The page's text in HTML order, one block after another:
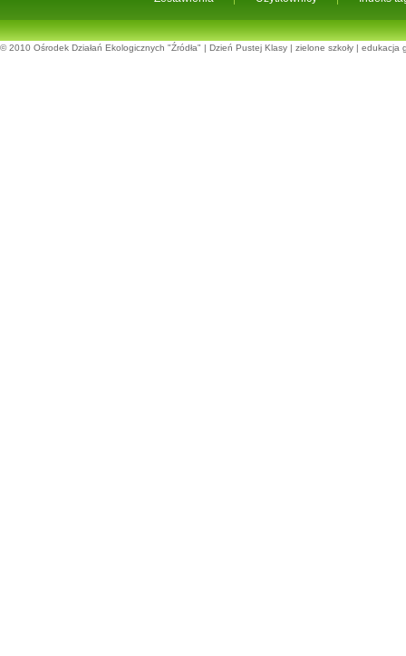
© 2010 Ośrodek Działań Ekologicznych "Źródła" | Dzień Pustej Klasy | zielone szkoły | edukacja